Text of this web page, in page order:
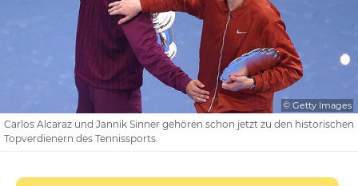
© Getty Images
Carlos Alcaraz und Jannik Sinner gehören schon jetzt zu den historischen
Topverdienern des Tennissports.